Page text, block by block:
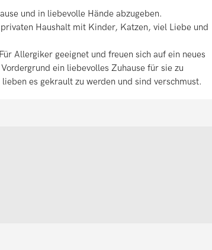
und in liebevolle Hände abzugeben.
Haushalt mit Kinder, Katzen, viel Liebe und
Allergiker geeignet und freuen sich auf ein neues
ein liebevolles Zuhause für sie zu
es gekrault zu werden und sind verschmust.